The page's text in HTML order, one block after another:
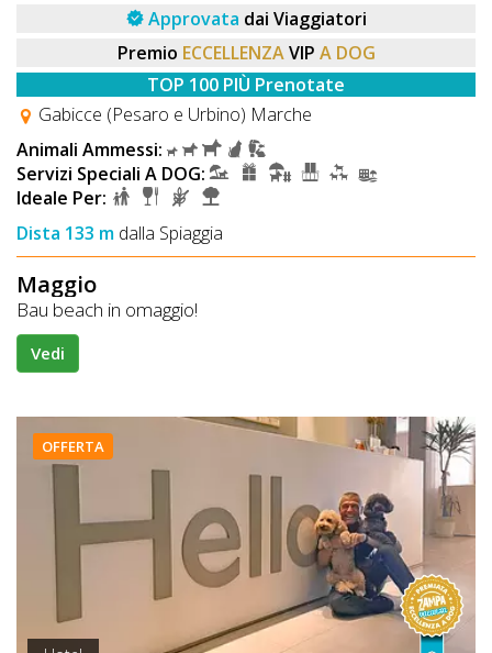
Approvata dai Viaggiatori
Premio ECCELLENZA VIP A DOG
TOP 100 PIÙ Prenotate
Gabicce (Pesaro e Urbino) Marche
Animali Ammessi:
Servizi Speciali A DOG:
Ideale Per:
Dista 133 m dalla Spiaggia
Maggio
Bau beach in omaggio!
Vedi
OFFERTA